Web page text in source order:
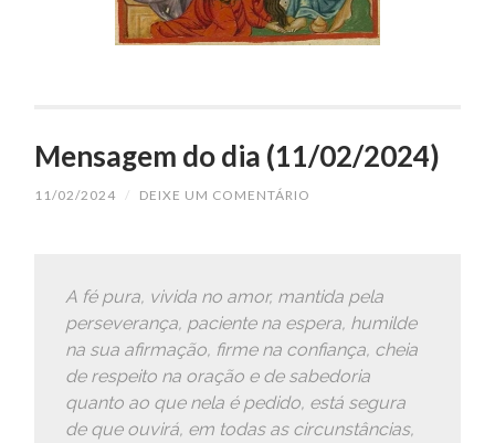
Mensagem do dia (11/02/2024)
11/02/2024 / DEIXE UM COMENTÁRIO
A fé pura, vivida no amor, mantida pela
perseverança, paciente na espera, humilde
na sua afirmação, firme na confiança, cheia
de respeito na oração e de sabedoria
quanto ao que nela é pedido, está segura
de que ouvirá, em todas as circunstâncias,